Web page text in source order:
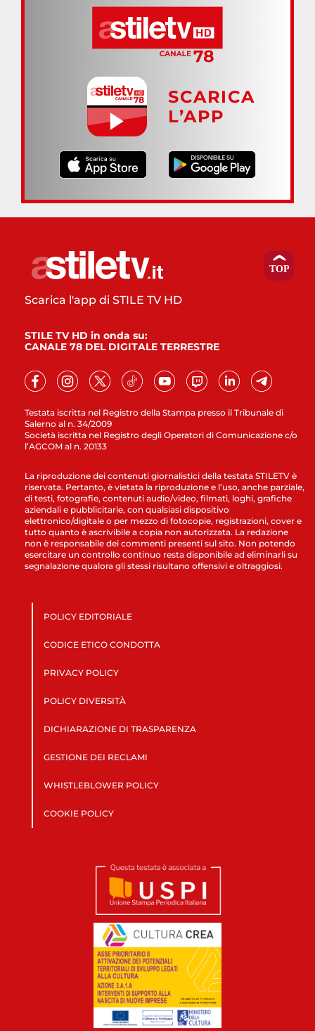
SCARICA
L’APP
Testata iscritta nel Registro della Stampa presso il Tribunale di
Salerno al n. 34/2009
Società iscritta nel Registro degli Operatori di Comunicazione c/o
l’AGCOM al n. 20133
Scarica l'app di STILE TV HD
STILE TV HD in onda su:
CANALE 78 DEL DIGITALE TERRESTRE
La riproduzione dei contenuti giornalistici della testata STILETV è
riservata. Pertanto, è vietata la riproduzione e l’uso, anche parziale,
di testi, fotografie, contenuti audio/video, filmati, loghi, grafiche
aziendali e pubblicitarie, con qualsiasi dispositivo
elettronico/digitale o per mezzo di fotocopie, registrazioni, cover e
tutto quanto è ascrivibile a copia non autorizzata. La redazione
non è responsabile dei commenti presenti sul sito. Non potendo
esercitare un controllo continuo resta disponibile ad eliminarli su
segnalazione qualora gli stessi risultano offensivi e oltraggiosi.
POLICY EDITORIALE
CODICE ETICO CONDOTTA
PRIVACY POLICY
POLICY DIVERSITÀ
DICHIARAZIONE DI TRASPARENZA
GESTIONE DEI RECLAMI
WHISTLEBLOWER POLICY
COOKIE POLICY